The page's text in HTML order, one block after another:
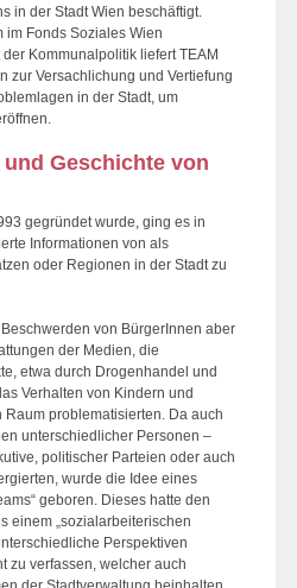
in der Stadt Wien beschäftigt.
im Fonds Soziales Wien
Kommunalpolitik liefert TEAM
zur Versachlichung und Vertiefung
in der Stadt, um
Geschichte von
gegründet wurde, ging es in
Informationen von als
oder Regionen in der Stadt zu
von BürgerInnen aber
der Medien, die
etwa durch Drogenhandel und
Verhalten von Kindern und
problematisierten. Da auch
unterschiedlicher Personen –
politischer Parteien oder auch
wurde die Idee eines
geboren. Dieses hatte den
einem „sozialarbeiterischen
Perspektiven
zu verfassen, welcher auch